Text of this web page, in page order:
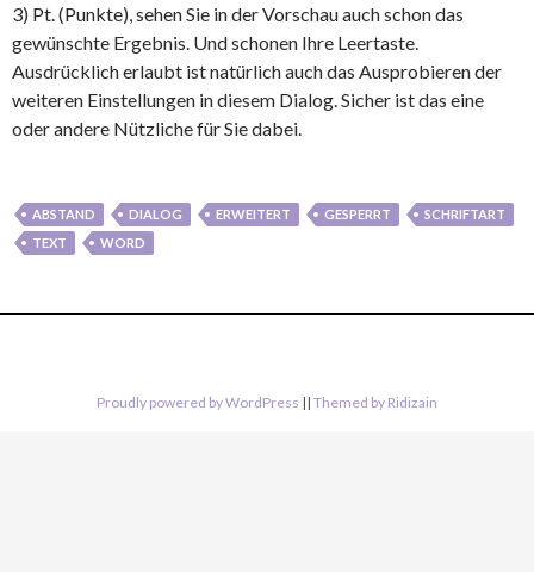
3) Pt. (Punkte), sehen Sie in der Vorschau auch schon das
gewünschte Ergebnis. Und schonen Ihre Leertaste.
Ausdrücklich erlaubt ist natürlich auch das Ausprobieren der
weiteren Einstellungen in diesem Dialog. Sicher ist das eine
oder andere Nützliche für Sie dabei.
ABSTAND DIALOG ERWEITERT GESPERRT
SCHRIFTART
TEXT
WORD
Proudly powered by WordPress || Themed by Ridizain